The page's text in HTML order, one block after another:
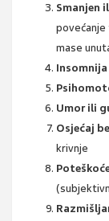
Smanjen
povećanje
mase
Insomnija
Umor ili
Osjećaj
krivnje